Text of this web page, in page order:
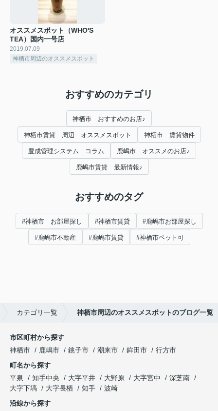
オススメスポット（WHO'S
TEA）国内一号店
2019.07.09
神栖市周辺のオススメスポット
おすすめのカテゴリ
神栖市 おすすめのお店♪
神栖市賃貸 周辺 オススメスポット 神栖市 賃貸物件
豊成管理システム コラム 鹿嶋市 オススメのお店♪
鹿嶋市賃貸 最新情報♪
おすすめのタグ
#神栖市 お部屋探し #神栖市賃貸 #鹿嶋市お部屋探し
#鹿嶋市不動産 #鹿嶋市賃貸 #神栖市ペット可
カテゴリ一覧 神栖市周辺のオススメスポットのブログ一覧
市区町村から探す
神栖市
鹿嶋市 銚子市 潮来市 鉾田市
行方市
町名から探す
平泉
知手中央 大字平井 大野原 大字宮中
深芝南
大字下塙
大字長栖 知手
波崎
沿線から探す